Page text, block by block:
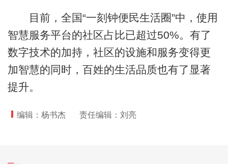
目前，全国“一刻钟便民生活圈”中，使用
智慧服务平台的社区占比已超过50%。有了
数字技术的加持，社区的设施和服务变得更
加智慧的同时，百姓的生活品质也有了显著
提升。
编辑：杨书杰 责任编辑：刘亮